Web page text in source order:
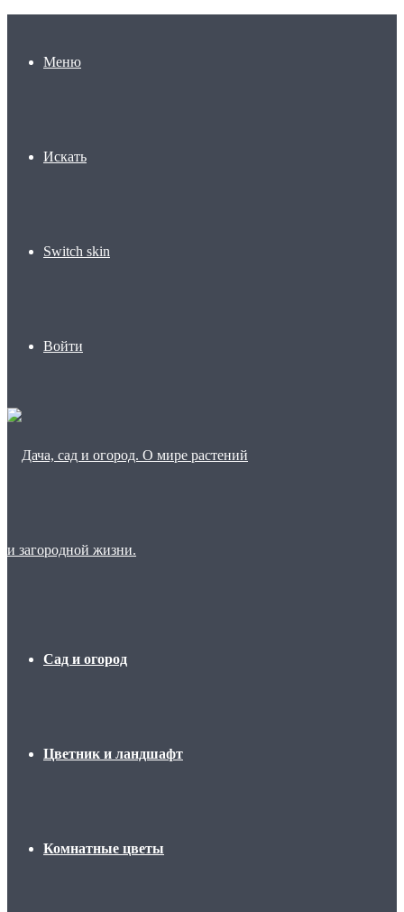
Меню
Искать
Switch skin
Войти
Сад и огород
Цветник и ландшафт
Комнатные цветы